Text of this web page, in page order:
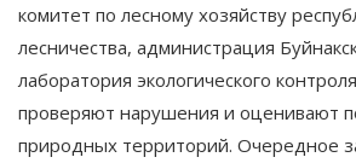
комитет по лесному хозяйству
лесничества, администрация
лаборатория экологического
проверяют нарушения и оценивают
природных территорий. Очередное